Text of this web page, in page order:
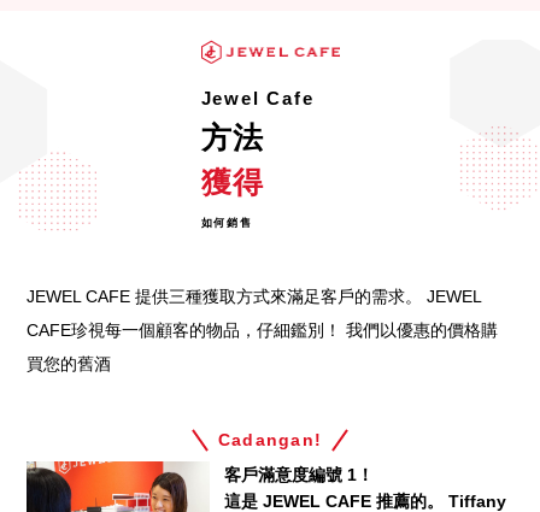
Jewel Cafe
方法
獲得
如何銷售
JEWEL CAFE 提供三種獲取方式來滿足客戶的需求。 JEWEL
CAFE珍視每一個顧客的物品，仔細鑑別！ 我們以優惠的價格購
買您的舊酒
Cadangan!
客戶滿意度編號 1！
這是 JEWEL CAFE 推薦的。 Tiffany